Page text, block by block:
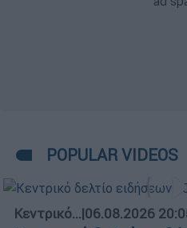
POPULAR VIDEOS
Κεντρικό...|06.08.2026